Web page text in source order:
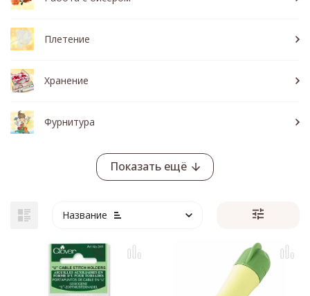
Плетение
Хранение
Фурнитура
Показать ещё
Название